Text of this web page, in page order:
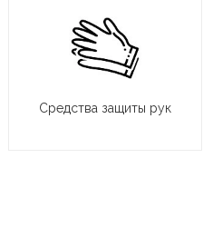
Средства защиты рук